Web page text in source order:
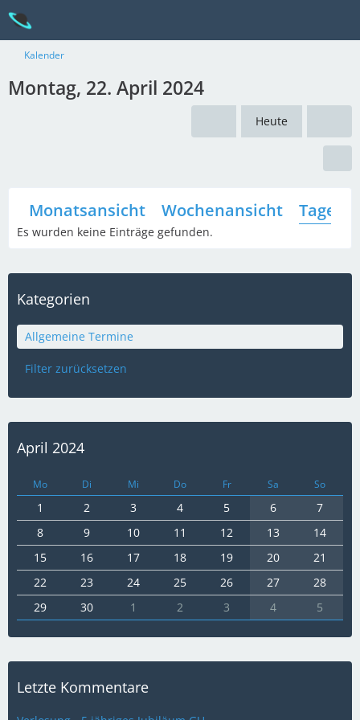
Kalender
Montag, 22. April 2024
Heute
Monatsansicht Wochenansicht
Es wurden keine Einträge gefunden.
Kategorien
Allgemeine Termine
Filter zurücksetzen
April 2024
Mo Di Mi Do Fr Sa So
1 2 3 4 5 6
7
8
9 10 11 12 13
14
15
16 17 18 19 20
21
22
23 24 25 26 27
28
29
30 1 2 3 4 5
Letzte Kommentare